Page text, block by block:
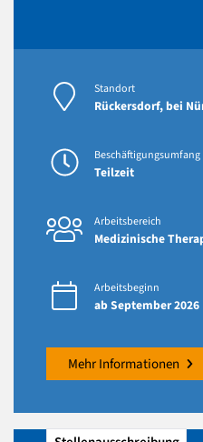
Standort
Rückersdorf, bei
Beschäftigungsumfang
Teilzeit
Arbeitsbereich
Medizinische
Arbeitsbeginn
ab September 2026
Mehr Informationen